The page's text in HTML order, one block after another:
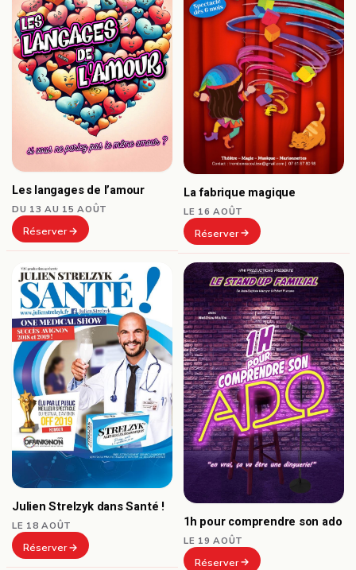
Les langages de l’amour
DU 13 AU 15 AOÛT
Réserver
La fabrique magique
LE 16 AOÛT
Réserver
Julien Strelzyk dans Santé !
LE 18 AOÛT
Réserver
1h pour comprendre son ado
LE 19 AOÛT
Réserver